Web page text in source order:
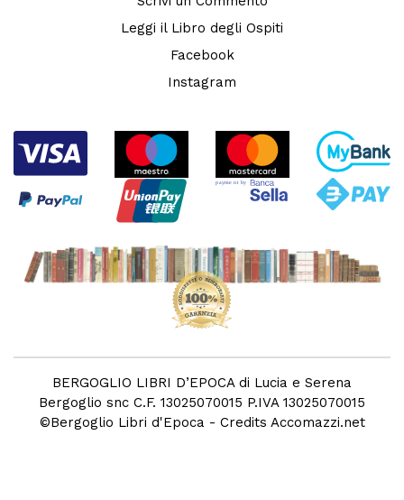
Leggi il Libro degli Ospiti
Facebook
Instagram
BERGOGLIO LIBRI D’EPOCA di Lucia e Serena
Bergoglio snc C.F. 13025070015 P.IVA 13025070015
©Bergoglio Libri d'Epoca - Credits Accomazzi.net